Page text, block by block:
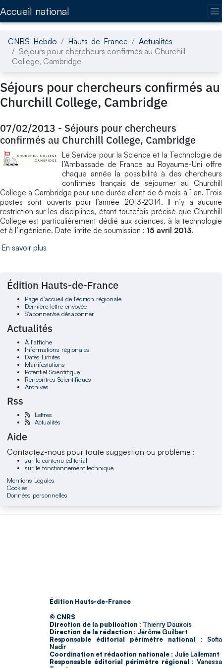
Accueil national
CNRS-Hebdo Hauts-de-France
Actualités
Séjours pour chercheurs confirmés au Churchill
College, Cambridge
Séjours pour chercheurs confirmés au
Churchill College, Cambridge
07/02/2013 - Séjours pour chercheurs
confirmés au Churchill College, Cambridge
Le Service pour la Science et la Technologie de
l’Ambassade de France au Royaume-Uni offre
chaque année la possibilité à des chercheurs
confirmés français de séjourner au Churchill
College à Cambridge pour une durée allant de 6 mois à 1 an. Trois
postes sont ouverts pour l’année 2013-2014. Il n’y a aucune
restriction sur les disciplines, étant toutefois précisé que Churchill
College est particulièrement dédié aux sciences, à la technologie
et à l’ingénierie. Date limite de soumission : 15 avril 2013.
En savoir plus
Édition Hauts-de-France
Page d'accueil de l'édition régionale
Dernière lettre envoyée
S'abonner/se désabonner
Actualités
À l'affiche
Informations régionales
Dates Limites
Manifestations
Potentiel Scientifique
Rencontres Scientifiques
Archives
Rss
Lettres
Actualités
Aide
Contactez-nous pour toute suggestion ou problème :
sur le contenu éditorial
sur le fonctionnement technique
Mentions Légales
Cookies
Données personnelles
Édition Hauts-de-France
© CNRS
Direction de la publication : Thierry Dauxois
Direction de la rédaction : Jérôme Guilbert
Responsable éditorial périmètre national : Sofia
Nadir
Coordination et rédaction nationale : Julie Lallemant
Responsable éditorial périmètre régional : Vanessa